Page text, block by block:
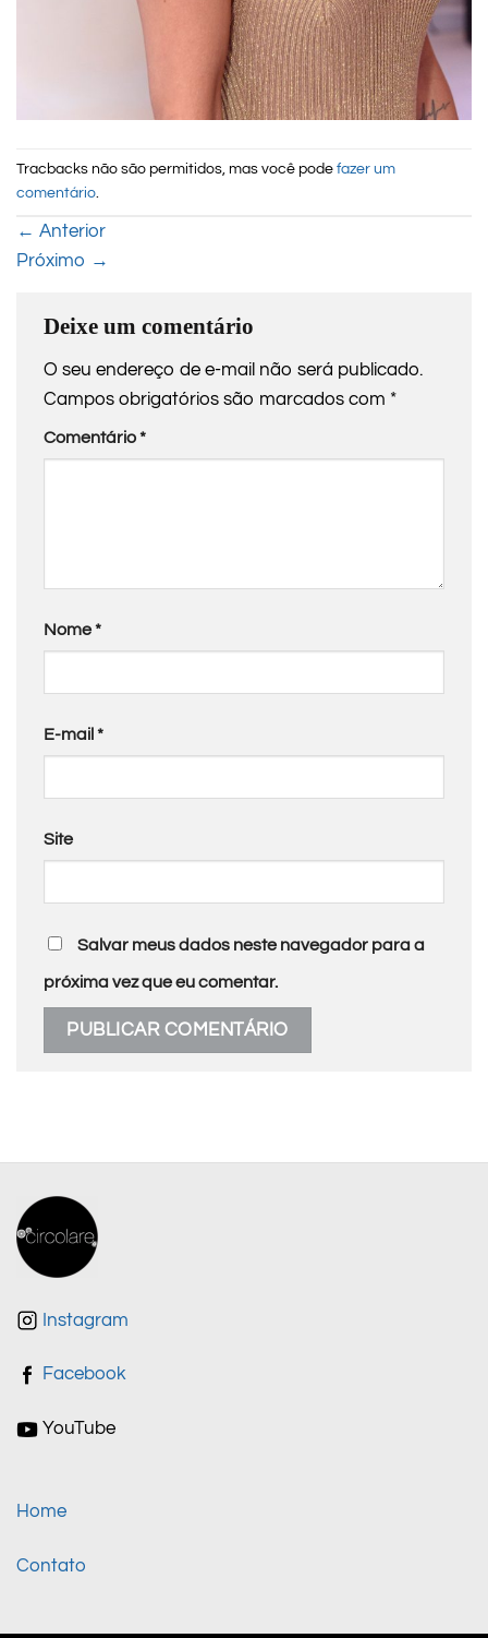
Tracbacks não são permitidos, mas você pode fazer um
comentário.
← Anterior
Próximo →
Deixe um comentário
O seu endereço de e-mail não será publicado.
Campos obrigatórios são marcados com *
Comentário*
Nome*
E-mail *
Site
Salvar meus dados neste navegador para a
próxima vez que eu comentar.
Instagram
Facebook
YouTube
Home
Contato